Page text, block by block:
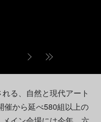
る、自然と現代アート
催から延べ580組以上の